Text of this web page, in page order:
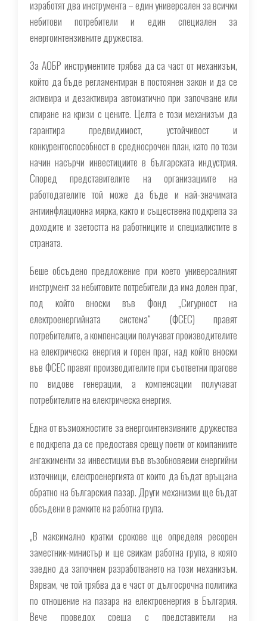
изработят два инструмента – един универсален за всички
небитови потребители и един специален за
енергоинтензивните дружества.
За АОБР инструментите трябва да са част от механизъм,
който да бъде регламентиран в постоянен закон и да се
активира и дезактивира автоматично при започване или
спиране на кризи с цените. Целта е този механизъм да
гарантира предвидимост, устойчивост и
конкурентоспособност в средносрочен план, като по този
начин насърчи инвестициите в българската индустрия.
Според представителите на организациите на
работодателите той може да бъде и най-значимата
антиинфлационна мярка, както и съществена подкрепа за
доходите и заетостта на работниците и специалистите в
страната.
Беше обсъдено предложение при което универсалният
инструмент за небитовите потребители да има долен праг,
под който вноски във Фонд „Сигурност на
електроенергийната система“ (ФСЕС) правят
потребителите, а компенсации получават производителите
на електрическа енергия и горен праг, над който вноски
във ФСЕС правят производителите при съответни прагове
по видове генерации, а компенсации получават
потребителите на електрическа енергия.
Една от възможностите за енергоинтензивните дружества
е подкрепа да се предоставя срещу поети от компаниите
ангажименти за инвестиции във възобновяеми енергийни
източници, електроенергията от които да бъдат връщана
обратно на българския пазар. Други механизми ще бъдат
обсъдени в рамките на работна група.
„В максимално кратки срокове ще определя ресорен
заместник-министър и ще свикам работна група, в която
заедно да започнем разработването на този механизъм.
Вярвам, че той трябва да е част от дългосрочна политика
по отношение на пазара на електроенергия в България.
Вече проведох среща с представители на